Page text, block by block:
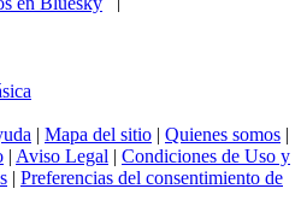
| Mapa del sitio | Quienes somos |
| Aviso Legal | Condiciones de Uso y
| Preferencias del consentimiento de